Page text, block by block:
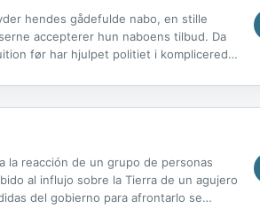
hendes gådefulde nabo, en stille
accepterer hun naboens tilbud. Da
før har hjulpet politiet i komplicerede
la reacción de un grupo de personas
al influjo sobre la Tierra de un agujero
del gobierno para afrontarlo se